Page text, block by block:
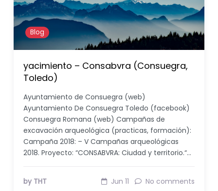
Blog
yacimiento – Consabvra (Consuegra,
Toledo)
Ayuntamiento de Consuegra (web)
Ayuntamiento De Consuegra Toledo (facebook)
Consuegra Romana (web) Campañas de
excavación arqueológica (practicas, formación):
Campaña 2018: – V Campañas arqueológicas
2018. Proyecto: “CONSABVRA: Ciudad y territorio.“…
by THT Jun 11 No comments